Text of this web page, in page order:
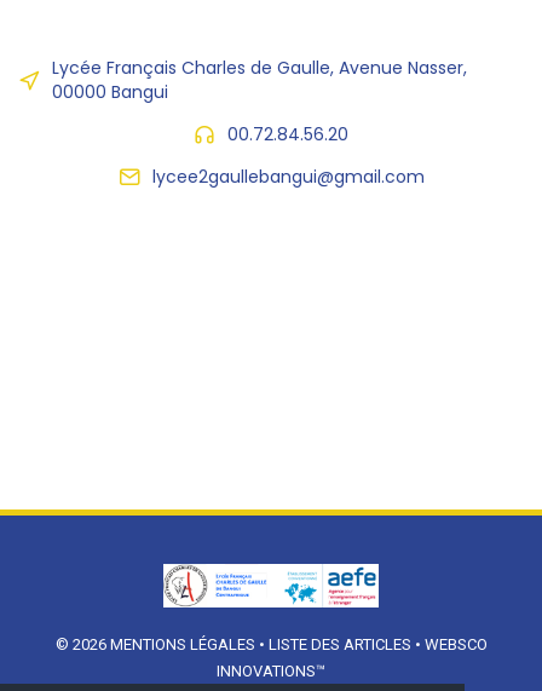
Lycée Français Charles de Gaulle, Avenue Nasser,
00000 Bangui
00.72.84.56.20
lycee2gaullebangui@gmail.com
© 2026 MENTIONS LÉGALES • LISTE DES ARTICLES • WEBSCO
INNOVATIONS™